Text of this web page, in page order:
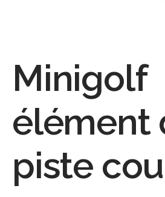
Minigolf
élément
piste